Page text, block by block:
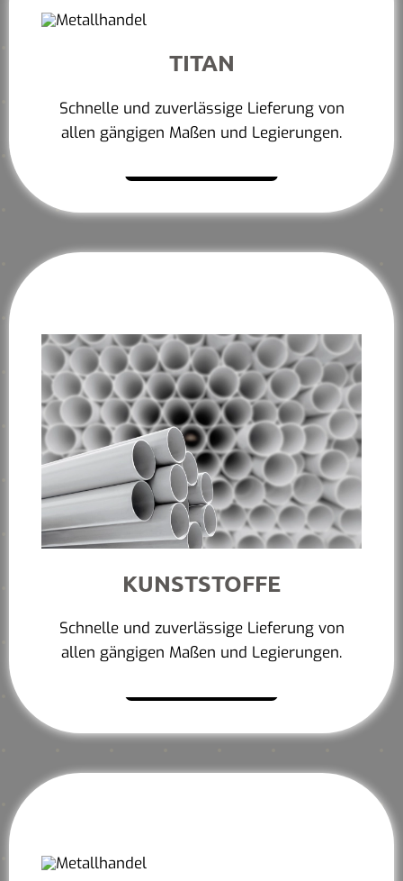
TITAN
Schnelle und zuverlässige Lieferung von
allen gängigen Maßen und Legierungen.
KUNSTSTOFFE
Schnelle und zuverlässige Lieferung von
allen gängigen Maßen und Legierungen.